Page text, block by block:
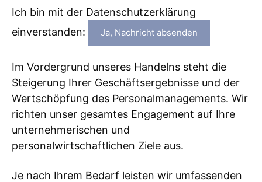
Ich bin mit der Datenschutzerklärung
einverstanden:
Im Vordergrund unseres Handelns steht die
Steigerung Ihrer Geschäftsergebnisse und der
Wertschöpfung des Personalmanagements. Wir
richten unser gesamtes Engagement auf Ihre
unternehmerischen und
personalwirtschaftlichen Ziele aus.
Je nach Ihrem Bedarf leisten wir umfassenden